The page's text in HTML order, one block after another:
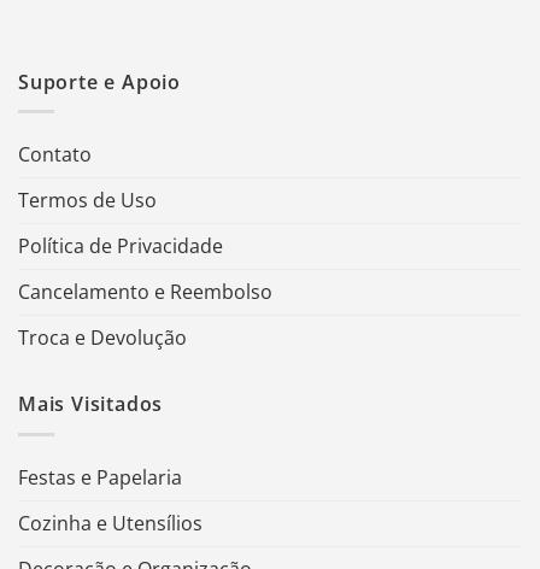
Suporte e Apoio
Contato
Termos de Uso
Política de Privacidade
Cancelamento e Reembolso
Troca e Devolução
Mais Visitados
Festas e Papelaria
Cozinha e Utensílios